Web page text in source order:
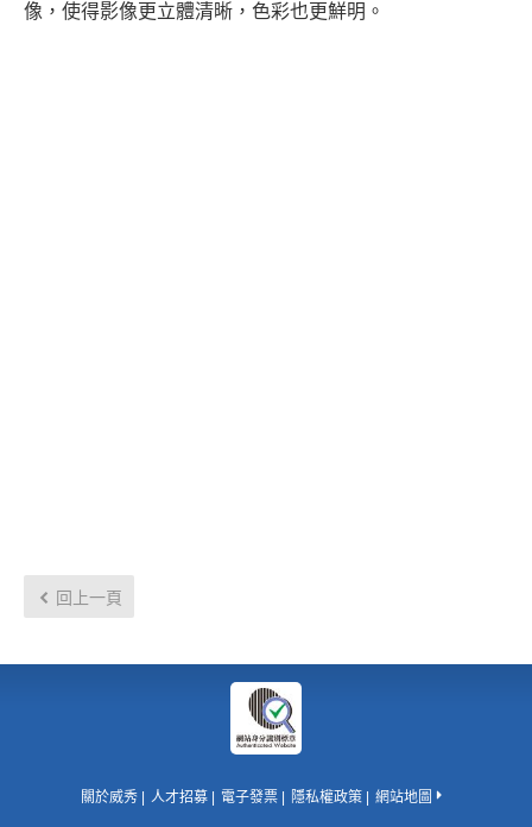
像，使得影像更立體清晰，色彩也更鮮明。
回上一頁
關於威秀 人才招募 電子發票 隱私權政策 網站地圖